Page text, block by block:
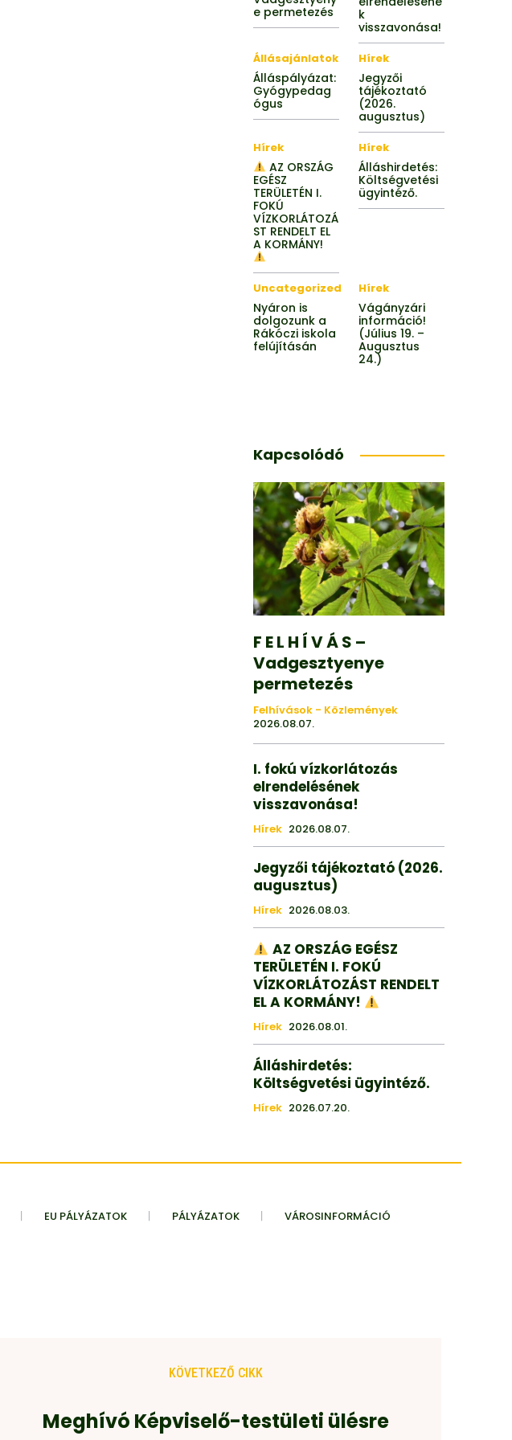
e permetezés
k
visszavonása!
Állásajánlatok
Álláspályázat:
Gyógypedag
ógus
Hírek
Jegyzői
tájékoztató
(2026.
augusztus)
Hírek
AZ ORSZÁG
EGÉSZ
TERÜLETÉN I.
FOKÚ
VÍZKORLÁTOZÁ
ST RENDELT EL
A KORMÁNY!
Hírek
Álláshirdetés:
Költségvetési
ügyintéző.
Uncategorized
Nyáron is
dolgozunk a
Rákóczi iskola
felújításán
Hírek
Vágányzári
információ!
(Július 19. –
Augusztus
24.)
Kapcsolódó
F E L H Í V Á S –
Vadgesztyenye
permetezés
Felhívások - Közlemények
2026.08.07.
I. fokú vízkorlátozás
elrendelésének
visszavonása!
Hírek 2026.08.07.
Jegyzői tájékoztató (2026.
augusztus)
Hírek 2026.08.03.
AZ ORSZÁG EGÉSZ
TERÜLETÉN I. FOKÚ
VÍZKORLÁTOZÁST RENDELT
EL A KORMÁNY!
Hírek 2026.08.01.
Álláshirdetés:
Költségvetési ügyintéző.
Hírek 2026.07.20.
EU PÁLYÁZATOK PÁLYÁZATOK VÁROSINFORMÁCIÓ
KÖVETKEZŐ CIKK
Meghívó Képviselő-testületi ülésre